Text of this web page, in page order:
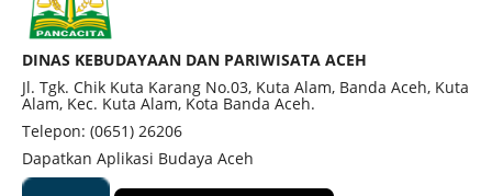
Arab berkualitas tinggi yang penting untuk
merekonstruksi sejarah Aceh. Makam ini menjadi
penanda sejarah kejayaan Islam di Aceh pada awal
abad ke-16. Sultan ini merupakan pahlawan yang
berperan penting dalam melawan penjajahan
Portugis pada abad ke-16. Tulisan pada nisan di
DINAS KEBUDAYAAN DAN PARIWISATA ACEH
Jl. Tgk. Chik Kuta Karang No.03, Kuta Alam, Banda Aceh, Kuta
Alam, Kec. Kuta Alam, Kota Banda Aceh.
Telepon: (0651) 26206
Dapatkan Aplikasi Budaya Aceh